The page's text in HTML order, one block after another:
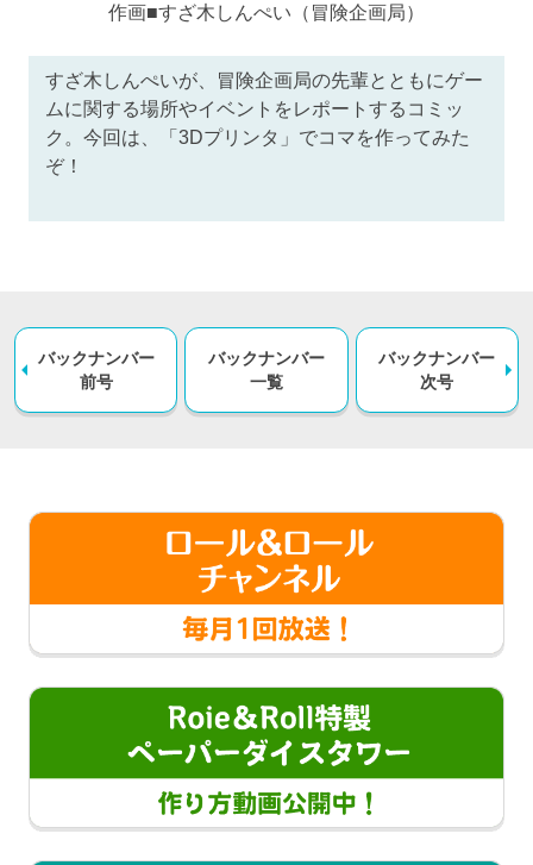
作画■すざ木しんぺい（冒険企画局）
すざ木しんぺいが、冒険企画局の先輩とともにゲー
ムに関する場所やイベントをレポートするコミッ
ク。今回は、「3Dプリンタ」でコマを作ってみた
ぞ！
バックナンバー
前号
バックナンバー
一覧
バックナンバー
次号